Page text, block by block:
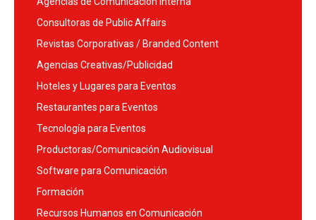
Consultoras de Public Affairs
Revistas Corporativas / Branded Content
Agencias Creativas/Publicidad
Hoteles y Lugares para Eventos
Restaurantes para Eventos
Tecnología para Eventos
Productoras/Comunicación Audiovisual
Software para Comunicación
Formación
Recursos Humanos en Comunicación